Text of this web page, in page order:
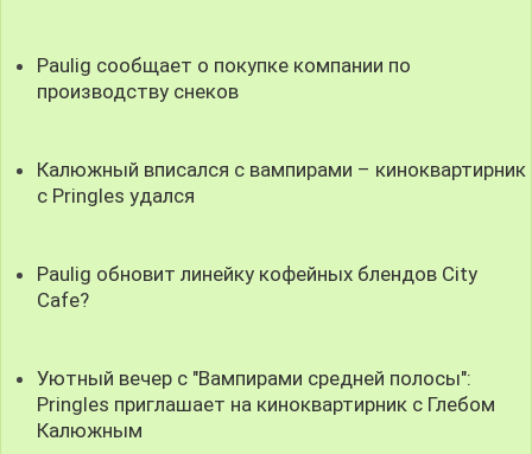
Paulig сообщает о покупке компании по
производству снеков
Калюжный вписался с вампирами – киноквартирник
с Pringles удался
Paulig обновит линейку кофейных блендов City
Cafe?
Уютный вечер с "Вампирами средней полосы":
Pringles приглашает на киноквартирник с Глебом
Калюжным